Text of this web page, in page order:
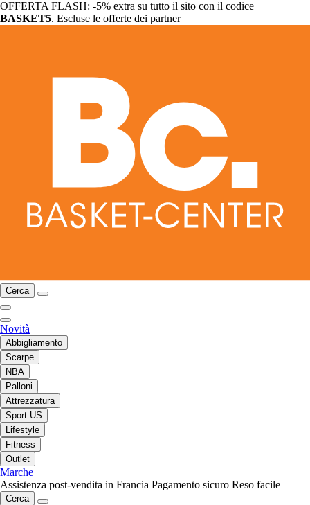
OFFERTA FLASH: -5% extra su tutto il sito con il codice
BASKET5. Escluse le offerte dei partner
Cerca
Novità
Abbigliamento
Scarpe
NBA
Palloni
Attrezzatura
Sport US
Lifestyle
Fitness
Outlet
Marche
Assistenza post-vendita in Francia Pagamento sicuro Reso facile
Cerca